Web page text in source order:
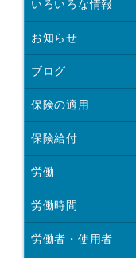
いろいろな情報
お知らせ
ブログ
保険の適用
保険給付
労働
労働時間
労働者・使用者